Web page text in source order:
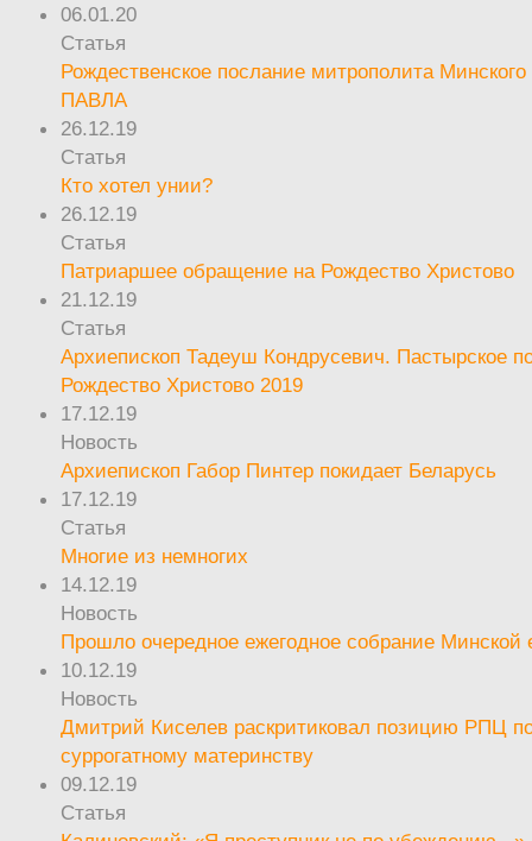
06.01.20
Статья
Рождественское послание митрополита Минского
ПАВЛА
26.12.19
Статья
Кто хотел унии?
26.12.19
Статья
Патриаршее обращение на Рождество Христово
21.12.19
Статья
Архиепископ Тадеуш Кондрусевич. Пастырское
Рождество Христово 2019
17.12.19
Новость
Архиепископ Габор Пинтер покидает Беларусь
17.12.19
Статья
Многие из немногих
14.12.19
Новость
Прошло очередное ежегодное собрание
10.12.19
Новость
Дмитрий Киселев раскритиковал позицию РПЦ
суррогатному материнству
09.12.19
Статья